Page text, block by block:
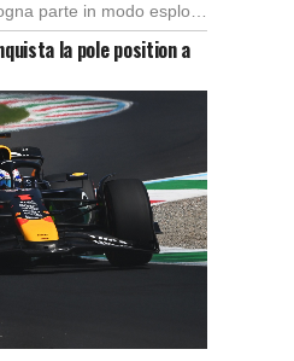
Il Gran Premio di Catalogna parte in modo esplosivo con un’ottima partenza di Alex Marquez, […]
la pole position a